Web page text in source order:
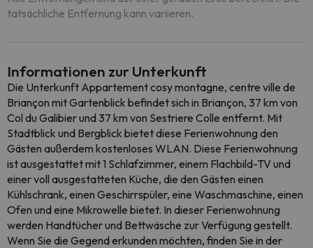
tatsächliche Entfernung kann variieren.
Informationen zur Unterkunft
Die Unterkunft Appartement cosy montagne, centre ville de
Briançon mit Gartenblick befindet sich in Briançon, 37 km von
Col du Galibier und 37 km von Sestriere Colle entfernt. Mit
Stadtblick und Bergblick bietet diese Ferienwohnung den
Gästen außerdem kostenloses WLAN. Diese Ferienwohnung
ist ausgestattet mit 1 Schlafzimmer, einem Flachbild-TV und
einer voll ausgestatteten Küche, die den Gästen einen
Kühlschrank, einen Geschirrspüler, eine Waschmaschine, einen
Ofen und eine Mikrowelle bietet. In dieser Ferienwohnung
werden Handtücher und Bettwäsche zur Verfügung gestellt.
Wenn Sie die Gegend erkunden möchten, finden Sie in der